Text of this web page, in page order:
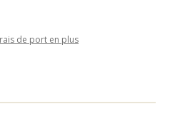
de port en plus